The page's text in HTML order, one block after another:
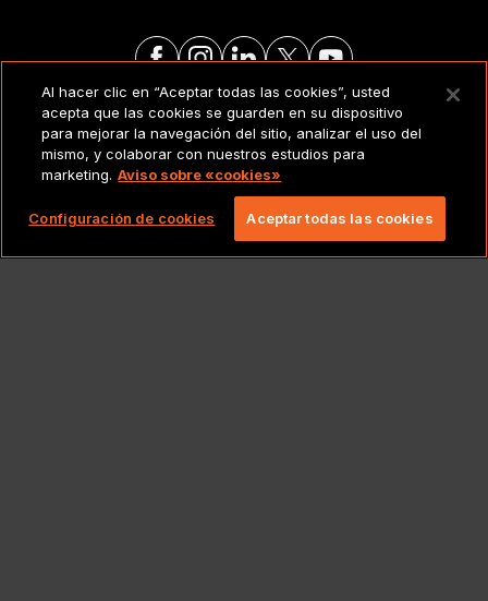
AVISO LEGAL
Copyright 2026 Lionbridge Technologies, LLC.
Todos los derechos reservados.
Al hacer clic en “Aceptar todas las cookies”, usted
acepta que las cookies se guarden en su dispositivo
para mejorar la navegación del sitio, analizar el uso del
mismo, y colaborar con nuestros estudios para
marketing. Aviso sobre «cookies»
Configuración de cookies Aceptar todas las cookies